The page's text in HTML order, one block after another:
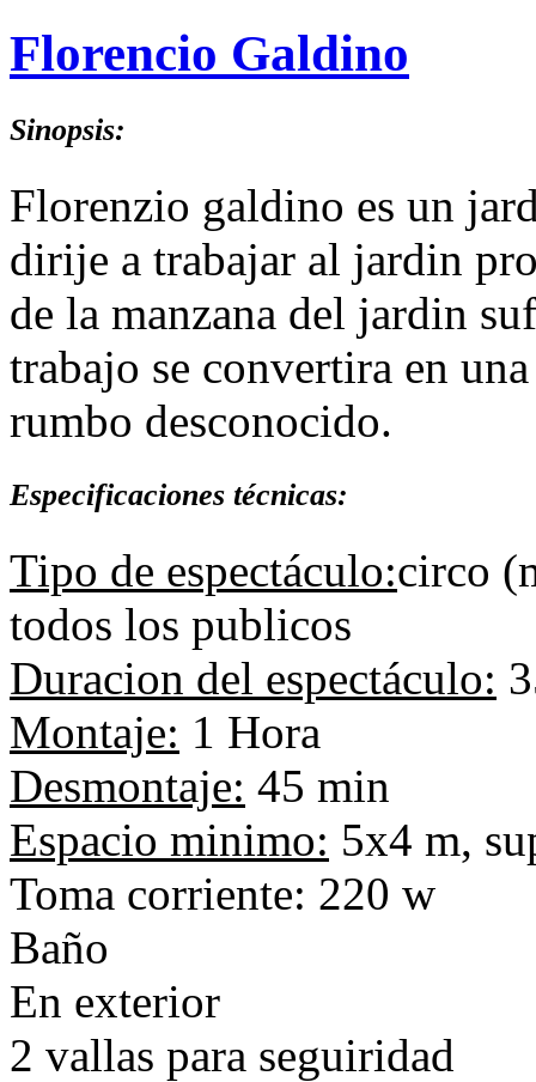
Florencio Galdino
Sinopsis:
Florenzio galdino es un
dirije a trabajar al jardin
de la manzana del jardin
trabajo se convertira en
rumbo desconocido.
Especificaciones técnicas:
Tipo de espectáculo:circo
todos los publicos
Duracion del espectáculo:
Montaje: 1 Hora
Desmontaje: 45 min
Espacio minimo: 5x4 m,
Toma corriente: 220 w
Baño
En exterior
2 vallas para seguiridad